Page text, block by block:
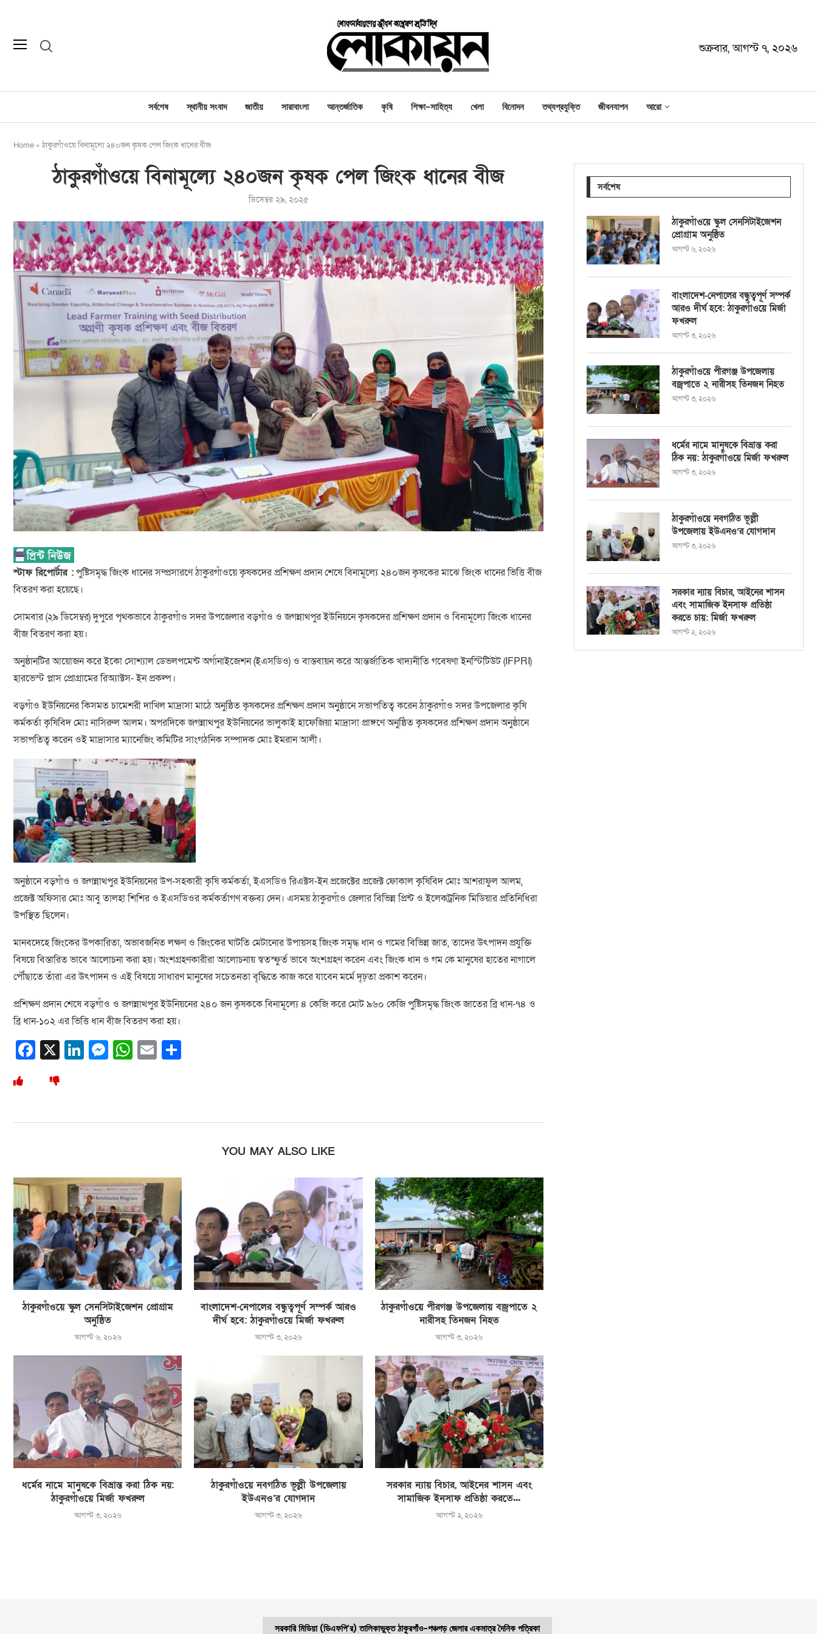
শুক্রবার, আগস্ট ৭, ২০২৬
সর্বশেষ স্থানীয় সংবাদ জাতীয় সারাবাংলা আন্তর্জাতিক কৃষি শিক্ষা-সাহিত্য খেলা বিনোদন তথ্যপ্রযুক্তি জীবনযাপন আরো
Home »ঠাকুরগাঁওয়ে বিনামূল্যে ২৪০জন কৃষক পেল জিংক ধানের বীজ
ঠাকুরগাঁওয়ে বিনামূল্যে ২৪০জন কৃষক পেল জিংক ধানের বীজ
ডিসেম্বর ২৯, ২০২৫
স্টাফ রিপোর্টার :পুষ্টিসমৃদ্ধ জিংক ধানের সম্প্রসারণে ঠাকুরগাঁওয়ে কৃষকদের প্রশিক্ষণ প্রদান শেষে বিনামূল্যে ২৪০জন কৃষকের মাঝে জিংক ধানের ভিত্তি বীজ
বিতরণ করা হয়েছে।
সোমবার (২৯ ডিসেম্বর) দুপুরে পৃথকভাবে ঠাকুরগাঁও সদর উপজেলার বড়গাঁও ও জগন্নাথপুর ইউনিয়নে কৃষকদের প্রশিক্ষণ প্রদান ও বিনামূল্যে জিংক ধানের
বীজ বিতরণ করা হয়।
অনুষ্ঠানটির আয়োজন করে ইকো সোশ্যাল ডেভলপমেন্ট অর্গানাইজেশন (ইএসডিও) ও বাস্তবায়ন করে আন্তর্জাতিক খাদ্যনীতি গবেষণা ইনস্টিটিউট (IFPRI)
হারভেস্ট প্লাস প্রোগ্রামের রিঅ্যাক্টস- ইন প্রকল্প।
বড়গাঁও ইউনিয়নের কিসমত চামেশরী দাখিল মাদ্রাসা মাঠে অনুষ্ঠিত কৃষকদের প্রশিক্ষণ প্রদান অনুষ্ঠানে সভাপতিত্ব করেন ঠাকুরগাঁও সদর উপজেলার কৃষি
কর্মকর্তা কৃষিবিদ মোঃ নাসিরুল আলম। অপরদিকে জগন্নাথপুর ইউনিয়নের ভালুকাই হাফেজিয়া মাদ্রাসা প্রাঙ্গণে অনুষ্ঠিত কৃষকদের প্রশিক্ষণ প্রদান অনুষ্ঠানে
সভাপতিত্ব করেন ওই মাদ্রাসার ম্যানেজিং কমিটির সাংগঠনিক সম্পাদক মোঃ ইমরান আলী।
অনুষ্ঠানে বড়গাঁও ও জগন্নাথপুর ইউনিয়নের উপ-সহকারী কৃষি কর্মকর্তা, ইএসডিও রিএক্টস-ইন প্রজেক্টের প্রজেক্ট ফোকাল কৃষিবিদ মোঃ আশরাফুল আলম,
প্রজেক্ট অফিসার মোঃ আবু তালহা শিশির ও ইএসডিওর কর্মকর্তাগণ বক্তব্য দেন। এসময় ঠাকুরগাঁও জেলার বিভিন্ন প্রিন্ট ও ইলেকট্রনিক মিডিয়ার প্রতিনিধিরা
উপস্থিত ছিলেন।
মানবদেহে জিংকের উপকারিতা, অভাবজনিত লক্ষণ ও জিংকের ঘাটতি মেটানোর উপায়সহ জিংক সমৃদ্ধ ধান ও গমের বিভিন্ন জাত, তাদের উৎপাদন প্রযুক্তি
বিষয়ে বিস্তারিত ভাবে আলোচনা করা হয়। অংশগ্রহণকারীরা আলোচনায় স্বতস্ফুর্ত ভাবে অংশগ্রহণ করেন এবং জিংক ধান ও গম কে মানুষের হাতের নাগালে
পৌঁছাতে তাঁরা এর উৎপাদন ও এই বিষয়ে সাধারণ মানুষের সচেতনতা বৃদ্ধিতে কাজ করে যাবেন মর্মে দৃঢ়তা প্রকাশ করেন।
প্রশিক্ষণ প্রদান শেষে বড়গাঁও ও জগন্নাথপুর ইউনিয়নের ২৪০ জন কৃষককে বিনামূল্যে ৪ কেজি করে মোট ৯৬০ কেজি পুষ্টিসমৃদ্ধ জিংক জাতের ‌ব্রি ধান-৭৪ ও
ব্রি ধান-১০২ এর ভিত্তি ধান বীজ বিতরণ করা হয়।
Facebook
X LinkedIn
Messenger
WhatsApp
Email
YOU MAY ALSO LIKE
ঠাকুরগাঁওয়ে স্কুল সেনসিটাইজেশন প্রোগ্রাম
অনুষ্ঠিত
আগস্ট ৬, ২০২৬
বাংলাদেশ-নেপালের বন্ধুত্বপূর্ণ সম্পর্ক আরও
দীর্ঘ হবে: ঠাকুরগাঁওয়ে মির্জা ফখরুল
আগস্ট ৩, ২০২৬
ঠাকুরগাঁওয়ে পীরগঞ্জ উপজেলায় বজ্রপাতে ২
নারীসহ তিনজন নিহত
আগস্ট ৩, ২০২৬
ধর্মের নামে মানুষকে বিভ্রান্ত করা ঠিক নয়:
ঠাকুরগাঁওয়ে মির্জা ফখরুল
আগস্ট ৩, ২০২৬
ঠাকুরগাঁওয়ে নবগঠিত ভূল্লী উপজেলায়
ইউএনও’র যোগদান
আগস্ট ৩, ২০২৬
সরকার ন্যায় বিচার, আইনের শাসন এবং
সামাজিক ইনসাফ প্রতিষ্ঠা করতে...
আগস্ট ২, ২০২৬
সর্বশেষ
ঠাকুরগাঁওয়ে স্কুল সেনসিটাইজেশন
প্রোগ্রাম অনুষ্ঠিত
আগস্ট ৬, ২০২৬
বাংলাদেশ-নেপালের বন্ধুত্বপূর্ণ সম্পর্ক
আরও দীর্ঘ হবে: ঠাকুরগাঁওয়ে মির্জা
ফখরুল
আগস্ট ৩, ২০২৬
ঠাকুরগাঁওয়ে পীরগঞ্জ উপজেলায়
বজ্রপাতে ২ নারীসহ তিনজন নিহত
আগস্ট ৩, ২০২৬
ধর্মের নামে মানুষকে বিভ্রান্ত করা
ঠিক নয়: ঠাকুরগাঁওয়ে মির্জা ফখরুল
আগস্ট ৩, ২০২৬
ঠাকুরগাঁওয়ে নবগঠিত ভূল্লী
উপজেলায় ইউএনও’র যোগদান
আগস্ট ৩, ২০২৬
সরকার ন্যায় বিচার, আইনের শাসন
এবং সামাজিক ইনসাফ প্রতিষ্ঠা
করতে চায়: মির্জা ফখরুল
আগস্ট ২, ২০২৬
সরকারি মিডিয়া (ডিএফপি’র) তালিকাভুক্ত ঠাকুরগাঁও-পঞ্চগড় জেলার একমাত্র দৈনিক পত্রিকা